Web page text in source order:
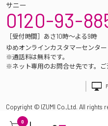
0
サニー
0120-93-
［受付時間］あさ10時～よる9時
ゆめオンラインカスタマーセンター
※通話料は無料です。
※ネット専用のお問合せ先です。ご
Copyright © IZUMI Co.,Ltd. All rights